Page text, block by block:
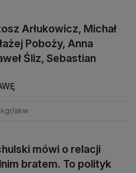
Arłukowicz, Michał
Poboży, Anna
Śliz, Sebastian
akw
mówi o relacji
bratem. To polityk